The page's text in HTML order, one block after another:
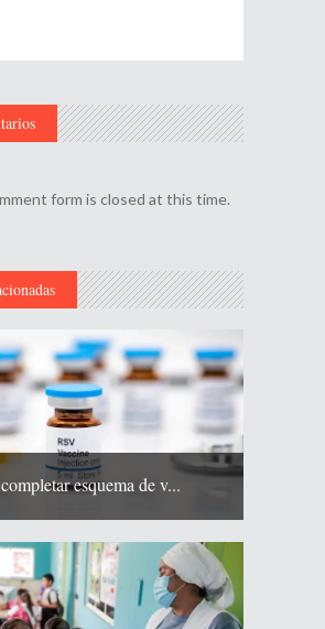
form is closed at this time.
esquema de v...